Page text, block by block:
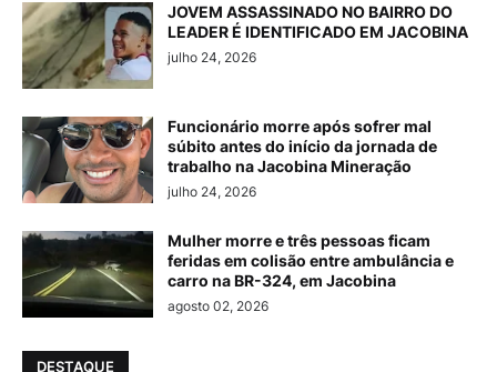
JOVEM ASSASSINADO NO BAIRRO DO
LEADER É IDENTIFICADO EM JACOBINA
julho 24, 2026
Funcionário morre após sofrer mal
súbito antes do início da jornada de
trabalho na Jacobina Mineração
julho 24, 2026
Mulher morre e três pessoas ficam
feridas em colisão entre ambulância e
carro na BR-324, em Jacobina
agosto 02, 2026
DESTAQUE